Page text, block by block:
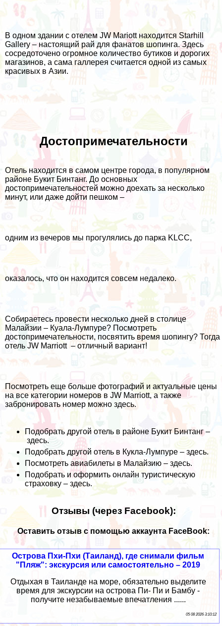
В одном здании с отелем JW Mariott находится Starhill
Gallery – настоящий рай для фанатов шопинга. Здесь
сосредоточено огромное количество бутиков и дорогих
магазинов, а сама галлерея считается одной из самых
красивых в Азии.
Достопримечательности
Отель находится в самом центре города, в популярном
районе Букит Бинтанг. До основных
достопримечательностей можно доехать за несколько
минут, или даже дойти пешком –
одним из вечеров мы прогулялись до парка KLCC,
оказалось, что он находится совсем недалеко.
Собираетесь провести несколько дней в столице
Малайзии – Куала-Лумпуре? Посмотреть
достопримечательности, посвятить время шопингу? Тогда
отель JW Marriott – отличный вариант!
Посмотреть еще больше фотографий и актуальные цены
на все категории номеров в JW Marriott, а также
забронировать номер можно здесь.
Подобрать другой отель в районе Букит Бинтанг –
здесь.
Подобрать другой отель в Кукла-Лумпуре – здесь.
Посмотреть авиабилеты в Малайзию – здесь.
Подобрать и оформить онлайн туристическую
страховку – здесь.
Отзывы (через Facebook):
Оставить отзыв с помощью аккаунта FaceBook:
Острова Пхи-Пхи (Таиланд), где снимали фильм
"Пляж": экскурсия или самостоятельно – 2019
Отдыхая в Таиланде на море, обязательно выделите
время для экскурсии на острова Пи- Пи и Бамбу -
получите незабываемые впечатления ......
05 08 2026 3:10:12